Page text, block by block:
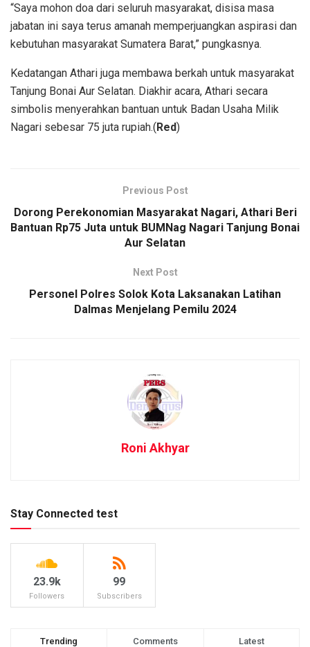
“Saya mohon doa dari seluruh masyarakat, disisa masa
jabatan ini saya terus amanah memperjuangkan aspirasi dan
kebutuhan masyarakat Sumatera Barat,” pungkasnya.
Kedatangan Athari juga membawa berkah untuk masyarakat
Tanjung Bonai Aur Selatan. Diakhir acara, Athari secara
simbolis menyerahkan bantuan untuk Badan Usaha Milik
Nagari sebesar 75 juta rupiah.(Red)
Previous Post
Dorong Perekonomian Masyarakat Nagari, Athari Beri
Bantuan Rp75 Juta untuk BUMNag Nagari Tanjung Bonai
Aur Selatan
Next Post
Personel Polres Solok Kota Laksanakan Latihan
Dalmas Menjelang Pemilu 2024
Roni Akhyar
Stay Connected test
23.9k
Followers
99
Subscribers
Trending Comments Latest